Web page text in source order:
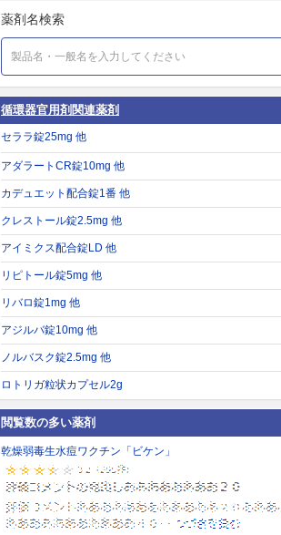
薬剤名検索
循環器官用剤関連薬剤
セララ錠25mg 他
アダラートCR錠10mg 他
カデュエット配合錠1番 他
クレストール錠2.5mg 他
アイミクス配合錠LD 他
リピトール錠5mg 他
リバロ錠1mg 他
アジルバ錠10mg 他
ノルバスク錠2.5mg 他
ロトリガ粒状カプセル2g
閲覧数の多い薬剤
乾燥弱毒生水痘ワクチン「ビケン」